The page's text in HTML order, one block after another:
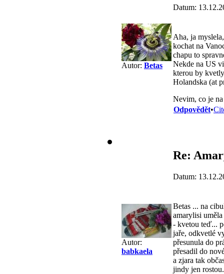
Autor: Betas
Datum:
Aha, ja
kochat na
chapu to
Nekde na US
kterou by
Holandska (at
Nevim, co je
Odpovědět•
Autor:
babkaela
Re:
Datum:
Betas ... na
amarylisi
- kvetou teď...
jaře, odkvetlé
přesunula do
přesadil do
a zjara tak
jindy jen rostou.